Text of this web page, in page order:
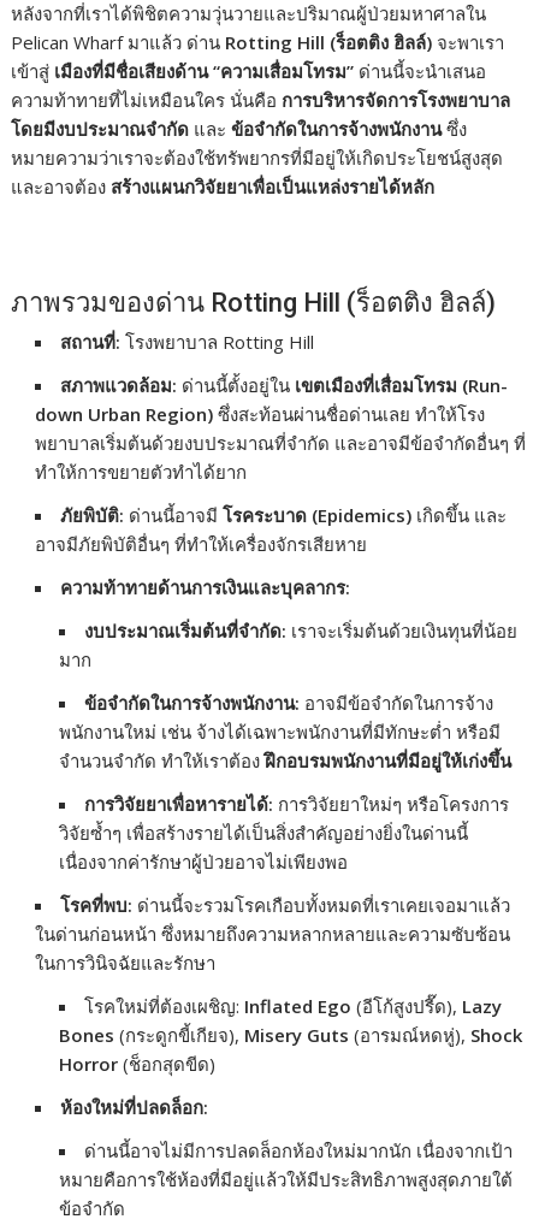
k
g
e
r
y
L
i
n
k
a
r
e
หลังจากที่เราได้พิชิตความวุ่นวายและปริมาณผู้ป่วยมหาศาลใน
Pelican Wharf มาแล้ว ด่าน Rotting Hill (ร็อตติง ฮิลล์) จะพาเรา
เข้าสู่ เมืองที่มีชื่อเสียงด้าน “ความเสื่อมโทรม” ด่านนี้จะนำเสนอ
ความท้าทายที่ไม่เหมือนใคร นั่นคือ การบริหารจัดการโรงพยาบาล
โดยมีงบประมาณจำกัด และข้อจำกัดในการจ้างพนักงานซึ่ง
หมายความว่าเราจะต้องใช้ทรัพยากรที่มีอยู่ให้เกิดประโยชน์สูงสุด
และอาจต้อง สร้างแผนกวิจัยยาเพื่อเป็นแหล่งรายได้หลัก
ภาพรวมของด่าน Rotting Hill (ร็อตติง ฮิลล์)
สถานที่: โรงพยาบาล Rotting Hill
สภาพแวดล้อม: ด่านนี้ตั้งอยู่ใน เขตเมืองที่เสื่อมโทรม (Run-
down Urban Region) ซึ่งสะท้อนผ่านชื่อด่านเลย ทำให้โรง
พยาบาลเริ่มต้นด้วยงบประมาณที่จำกัด และอาจมีข้อจำกัดอื่นๆ ที่
ทำให้การขยายตัวทำได้ยาก
ภัยพิบัติ: ด่านนี้อาจมีโรคระบาด (Epidemics) เกิดขึ้น และ
อาจมีภัยพิบัติอื่นๆ ที่ทำให้เครื่องจักรเสียหาย
ความท้าทายด้านการเงินและบุคลากร:
งบประมาณเริ่มต้นที่จำกัด: เราจะเริ่มต้นด้วยเงินทุนที่น้อย
มาก
ข้อจำกัดในการจ้างพนักงาน: อาจมีข้อจำกัดในการจ้าง
พนักงานใหม่ เช่น จ้างได้เฉพาะพนักงานที่มีทักษะต่ำ หรือมี
จำนวนจำกัด ทำให้เราต้องฝึกอบรมพนักงานที่มีอยู่ให้เก่งขึ้น
การวิจัยยาเพื่อหารายได้: การวิจัยยาใหม่ๆ หรือโครงการ
วิจัยซ้ำๆ เพื่อสร้างรายได้เป็นสิ่งสำคัญอย่างยิ่งในด่านนี้
เนื่องจากค่ารักษาผู้ป่วยอาจไม่เพียงพอ
โรคที่พบ: ด่านนี้จะรวมโรคเกือบทั้งหมดที่เราเคยเจอมาแล้ว
ในด่านก่อนหน้า ซึ่งหมายถึงความหลากหลายและความซับซ้อน
ในการวินิจฉัยและรักษา
โรคใหม่ที่ต้องเผชิญ: Inflated Ego (อีโก้สูงปรี๊ด), Lazy
Bones (กระดูกขี้เกียจ), Misery Guts (อารมณ์หดหู่), Shock
Horror (ช็อกสุดขีด)
ห้องใหม่ที่ปลดล็อก:
ด่านนี้อาจไม่มีการปลดล็อกห้องใหม่มากนัก เนื่องจากเป้า
หมายคือการใช้ห้องที่มีอยู่แล้วให้มีประสิทธิภาพสูงสุดภายใต้
ข้อจำกัด